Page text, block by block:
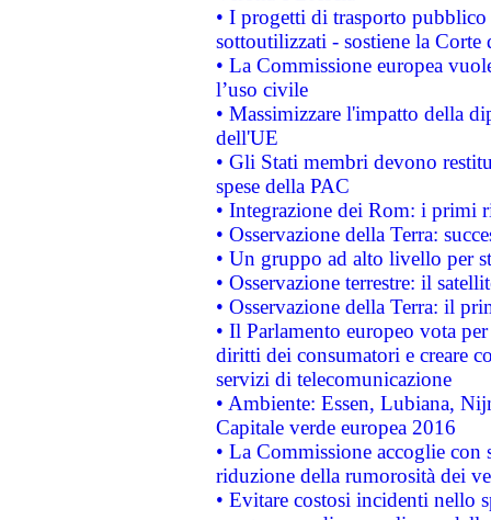
• I progetti di trasporto
sottoutilizzati - sostiene la Corte
• La Commissione europea
l’uso civile
• Massimizzare l'impatto della
dell'UE
• Gli Stati membri devono
spese della PAC
• Integrazione dei Rom: i primi
• Osservazione della Terra:
• Un gruppo ad alto livello per
• Osservazione terrestre: il
• Osservazione della Terra: il
• Il Parlamento europeo vota
diritti dei consumatori e creare
servizi di telecomunicazione
• Ambiente: Essen, Lubiana,
Capitale verde europea 2016
• La Commissione accoglie
riduzione della rumorosità dei
• Evitare costosi incidenti nello